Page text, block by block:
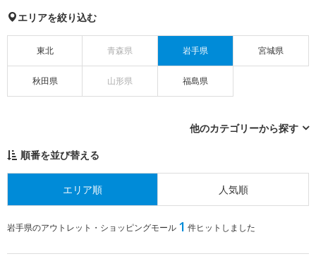
エリアを絞り込む
東北 青森県 岩手県 宮城県
秋田県 山形県 福島県
他のカテゴリーから探す
順番を並び替える
エリア順 人気順
岩手県のアウトレット・ショッピングモール 1 件ヒットしました